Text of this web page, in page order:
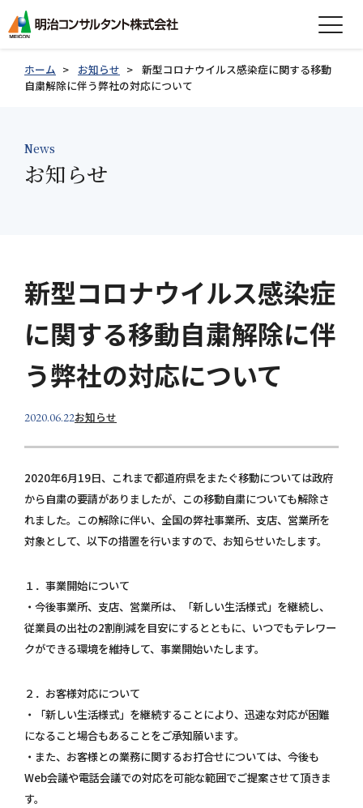
会社情報 expand_more
製品紹介
グループ会社採用情報
お知らせ
個人情報保護方針
ホーム お知らせ
新型コロナウイルス感染症に関する移動
自粛解除に伴う弊社の対応について
News
お知らせ
新型コロナウイルス感染症
に関する移動自粛解除に伴
う弊社の対応について
2020.06.22お知らせ
2020年6月19日、これまで都道府県をまたぐ移動については政府
から自粛の要請がありましたが、この移動自粛についても解除さ
れました。この解除に伴い、全国の弊社事業所、支店、営業所を
対象として、以下の措置を行いますので、お知らせいたします。
１．事業開始について
・今後事業所、支店、営業所は、「新しい生活様式」を継続し、
従業員の出社の2割削減を目安にするとともに、いつでもテレワー
クができる環境を維持して、事業開始いたします。
２．お客様対応について
・「新しい生活様式」を継続することにより、迅速な対応が困難
になること場合もあることをご承知願います。
・また、お客様との業務に関するお打合せについては、今後も
Web会議や電話会議での対応を可能な範囲でご提案させて頂きま
す。